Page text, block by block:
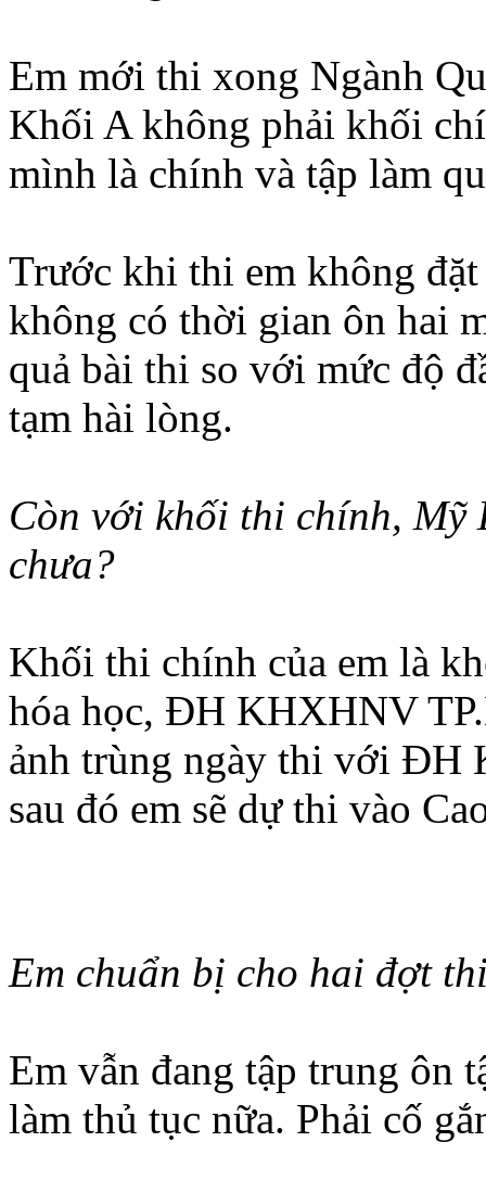
Em mới thi xong Ngành
Khối A không phải khối
mình là chính và tập làm
Trước khi thi em không
không có thời gian ôn hai
quả bài thi so với mức độ
tạm hài lòng.
Còn với khối thi chính, Mỹ
chưa?
Khối thi chính của em là
hóa học, ĐH KHXHNV
ảnh trùng ngày thi với ĐH
sau đó em sẽ dự thi vào
Em chuẩn bị cho hai đợt
Em vẫn đang tập trung ôn
làm thủ tục nữa. Phải cố